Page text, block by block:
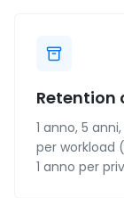
Retention
1 anno, 5
per workload
1 anno per